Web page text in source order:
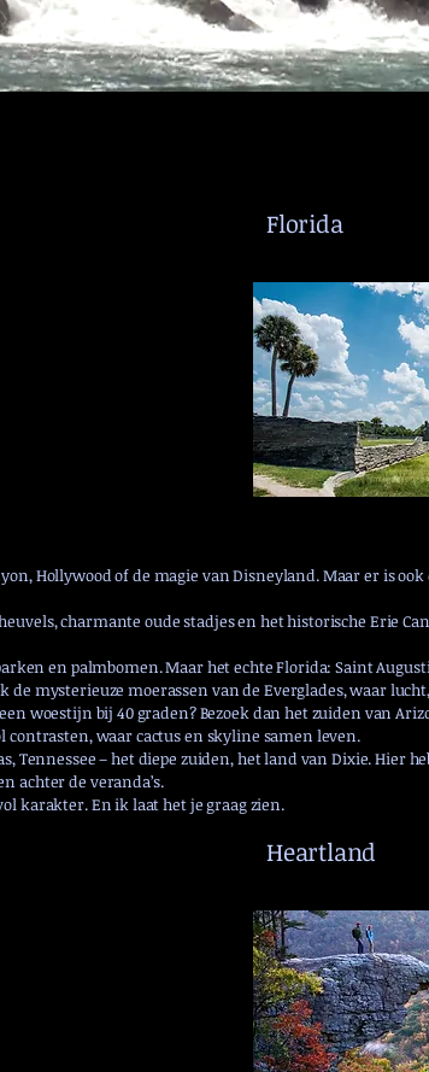
Florida
Heartland
Hollywood of de magie van Disneyland. Maar er is
charmante oude stadjes en het historische Erie
en palmbomen. Maar het echte Florida: Saint
de mysterieuze moerassen van de Everglades, waar
woestijn bij 40 graden? Bezoek dan het zuiden van
contrasten, waar cactus en skyline samen leven.
Tennessee – het diepe zuiden, het land van Dixie. Hier
achter de veranda’s.
karakter. En ik laat het je graag zien.